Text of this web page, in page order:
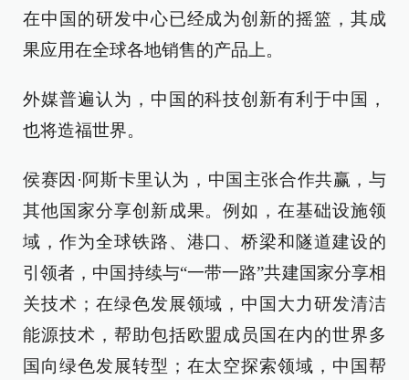
在中国的研发中心已经成为创新的摇篮，其成
果应用在全球各地销售的产品上。
外媒普遍认为，中国的科技创新有利于中国，
也将造福世界。
侯赛因·阿斯卡里认为，中国主张合作共赢，与
其他国家分享创新成果。例如，在基础设施领
域，作为全球铁路、港口、桥梁和隧道建设的
引领者，中国持续与“一带一路”共建国家分享相
关技术；在绿色发展领域，中国大力研发清洁
能源技术，帮助包括欧盟成员国在内的世界多
国向绿色发展转型；在太空探索领域，中国帮